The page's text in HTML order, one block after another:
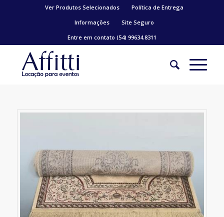
Ver Produtos Selecionados
Política de Entrega
Informações
Site Seguro
Entre em contato (54) 99634.8311